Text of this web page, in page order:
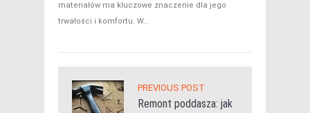
materiałów ma kluczowe znaczenie dla jego
trwałości i komfortu. W...
PREVIOUS POST
Remont poddasza: jak